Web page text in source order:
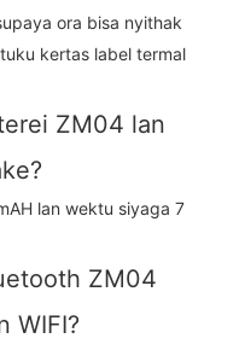
ora bisa nyithak
kertas label termal
ZM04 lan
lan wektu siyaga 7
ZM04
WIFI?